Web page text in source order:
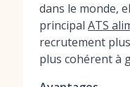
dans le monde,
principal ATS
recrutement
plus cohérent à